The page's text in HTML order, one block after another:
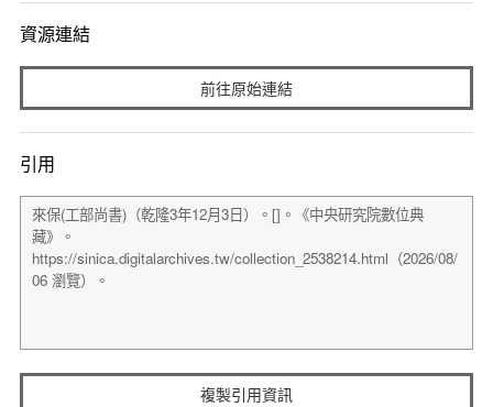
資源連結
前往原始連結
引用
複製引用資訊